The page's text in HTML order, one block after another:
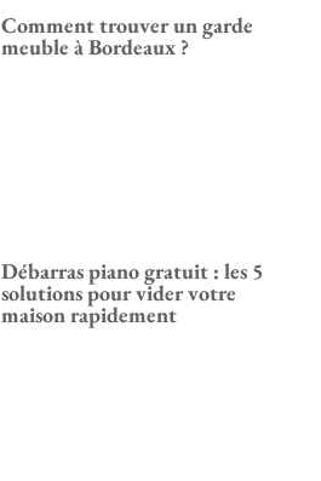
Comment trouver un garde
meuble à Bordeaux ?
Débarras piano gratuit : les 5
solutions pour vider votre
maison rapidement